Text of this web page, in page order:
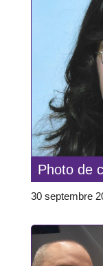
Photo de
30 septembre